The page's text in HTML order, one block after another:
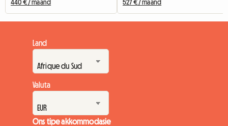
440 € / maand 527 € / maand
Land
Valuta
Ons tipe akkommodasie